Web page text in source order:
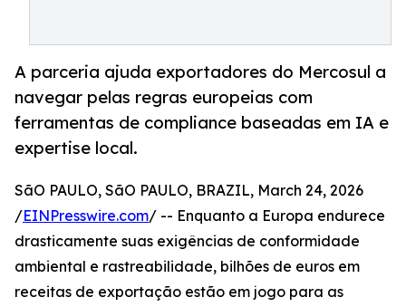
A parceria ajuda exportadores do Mercosul a
navegar pelas regras europeias com
ferramentas de compliance baseadas em IA e
expertise local.
SãO PAULO, SãO PAULO, BRAZIL, March 24, 2026
/EINPresswire.com/ -- Enquanto a Europa endurece
drasticamente suas exigências de conformidade
ambiental e rastreabilidade, bilhões de euros em
receitas de exportação estão em jogo para as